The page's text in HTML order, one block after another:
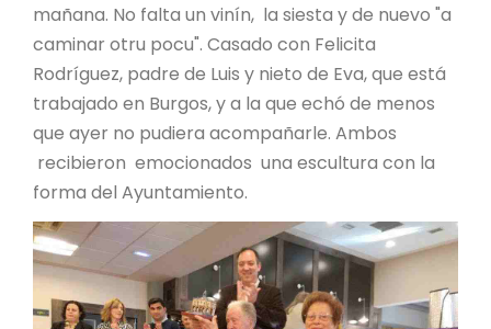
mañana. No falta un vinín, la siesta y de nuevo "a
caminar otru pocu". Casado con Felicita
Rodríguez, padre de Luis y nieto de Eva, que está
trabajado en Burgos, y a la que echó de menos
que ayer no pudiera acompañarle. Ambos
recibieron emocionados una escultura con la
forma del Ayuntamiento.